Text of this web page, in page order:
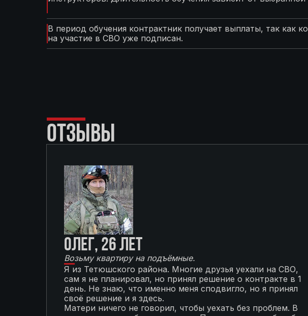
В период обучения контрактник получает выплаты, так как
на участие в СВО уже подписан.
ОТЗЫВЫ
Олег, 26 лет
Возьму квартиру на подъёмные.
Я из Тетюшского района. Многие друзья уехали на СВО,
сам я не планировал, но принял решение о контракте в 1
день. Не знаю, что именно меня сподвигло, но я принял
своё решение и я здесь.
Матери ничего не говорил, чтобы уехать без проблем. В